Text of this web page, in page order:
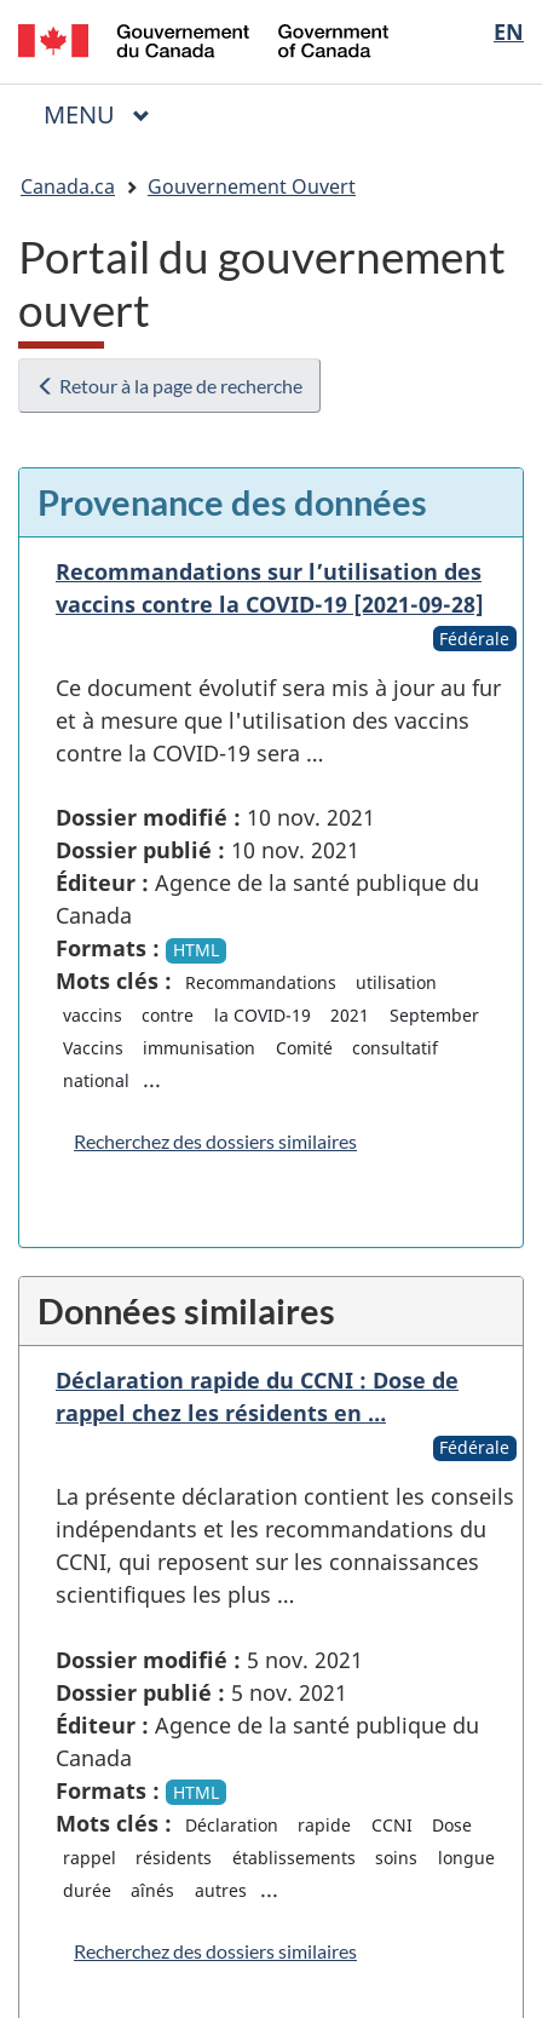
Passer
au
contenu
Passer
à
« Au
Passer
à
la
EN
of
Menu
MENU PRINCIPAL
êtes
ici
Canada.ca Gouvernement Ouvert
Portail du gouvernement
ouvert
Retour à la page de recherche
Provenance des données
Recommandations sur l’utilisation des
vaccins contre la COVID-19 [2021-09-28]
Fédérale
Ce document évolutif sera mis à jour au fur
et à mesure que l'utilisation des vaccins
contre la COVID-19 sera …
Dossier modifié : 10 nov. 2021
Dossier publié : 10 nov. 2021
Éditeur : Agence de la santé publique du
Canada
Formats :
HTML
Mots clés : Recommandations
utilisation
vaccins
contre la COVID-19 2021
September
Vaccins
immunisation Comité
consultatif
national
...
Recherchez des dossiers similaires
Données similaires
Déclaration rapide du CCNI : Dose de
rappel chez les résidents en …
Fédérale
La présente déclaration contient les conseils
indépendants et les recommandations du
CCNI, qui reposent sur les connaissances
scientifiques les plus …
Dossier modifié : 5 nov. 2021
Dossier publié : 5 nov. 2021
Éditeur : Agence de la santé publique du
Canada
Formats :
HTML
Mots clés : Déclaration rapide CCNI
Dose
rappel
résidents établissements soins
longue
durée
aînés autres ...
Recherchez des dossiers similaires